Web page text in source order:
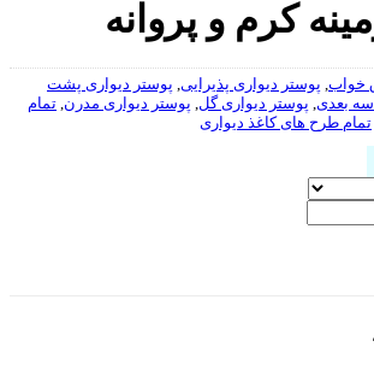
کرم و پروانه
خواب, پوستر دیواری پذیرایی, پوستر دیواری پشت
سه بعدی, پوستر دیواری گل, پوستر دیواری مدرن, تمام
تمام طرح های کاغذ دیواری